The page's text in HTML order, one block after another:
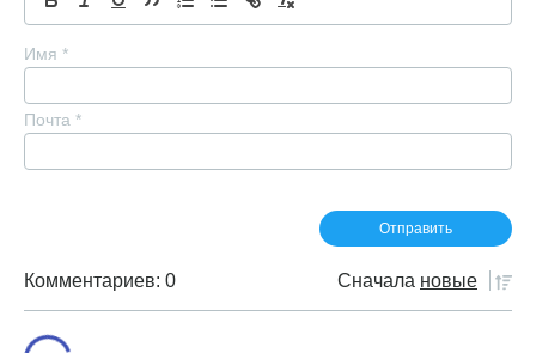
Имя *
Почта *
Комментариев: 0 Сначала новые